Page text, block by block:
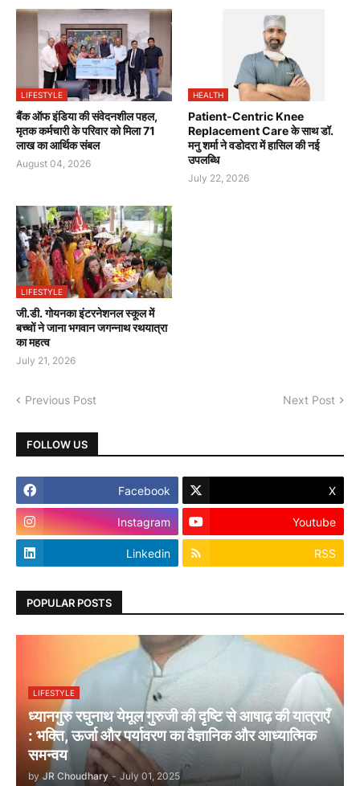
LIFESTYLE
बैंक ऑफ इंडिया की संवेदनशील पहल,
मृतक कर्मचारी के परिवार को मिला 71
लाख का आर्थिक संबल
August 04, 2026
HEALTH
Patient-Centric Knee
Replacement Care के साथ डॉ.
मनु शर्मा ने वडोदरा में हासिल की नई
उपलब्धि
July 22, 2026
LIFESTYLE
जी.डी. गोयनका इंटरनेशनल स्कूल में
बच्चों ने जाना भगवान जगन्नाथ रथयात्रा
का महत्व
July 21, 2026
Previous Post Next Post
FOLLOW US
Facebook X
Instagram Youtube
Linkedin RSS
POPULAR POSTS
LIFESTYLE
ध्यानगुरु रघुनाथ येमूल गुरुजी की दृष्टि से आषाढ़ की यात्राएँ
: भक्ति, ऊर्जा और पर्यावरण का वैज्ञानिक और आध्यात्मिक
समन्वय
by JR Choudhary - July 01, 2025